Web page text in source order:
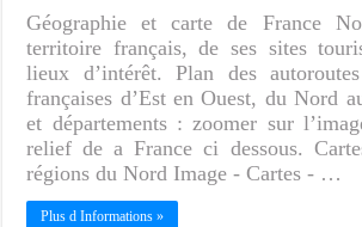
Géographie et carte de France
territoire français, de ses sites
lieux d’intérêt. Plan des
françaises d’Est en Ouest, du Nord
et départements : zoomer sur
relief de a France ci dessous.
régions du Nord Image - Cartes - …
Plus d Informations »